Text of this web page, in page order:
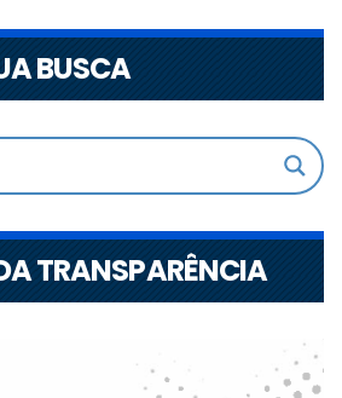
BUSCA
TRANSPARÊNCIA